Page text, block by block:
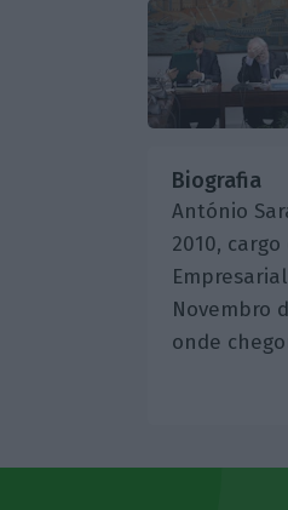
Biografia
António
2010,
Novembro
onde